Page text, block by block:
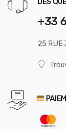
+33
25 RUE